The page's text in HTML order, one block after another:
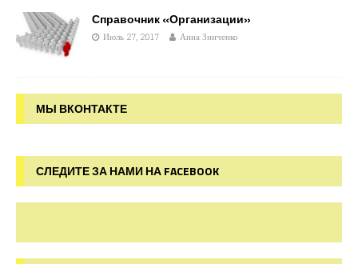
Справочник «Организации»
Июль 27, 2017 Анна Зинченко
МЫ ВКОНТАКТЕ
СЛЕДИТЕ ЗА НАМИ НА FACEBOOK